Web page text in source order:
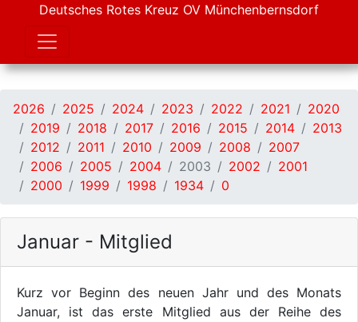
Deutsches Rotes Kreuz OV Münchenbernsdorf
2026 2025 2024 2023 2022 2021
2020
2019
2018 2017 2016 2015 2014
2013
2012
2011 2010 2009 2008
2007
2006
2005 2004 2003 2002
2001
2000
1999 1998 1934 0
Januar - Mitglied
Kurz vor Beginn des neuen Jahr und des Monats
Januar, ist das erste Mitglied aus der Reihe des